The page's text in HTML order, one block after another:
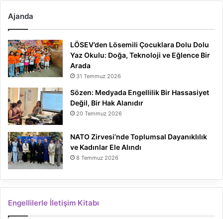
Ajanda
LÖSEV’den Lösemili Çocuklara Dolu Dolu
Yaz Okulu: Doğa, Teknoloji ve Eğlence Bir
Arada
31 Temmuz 2026
Sözen: Medyada Engellilik Bir Hassasiyet
Değil, Bir Hak Alanıdır
20 Temmuz 2026
NATO Zirvesi’nde Toplumsal Dayanıklılık
ve Kadınlar Ele Alındı
8 Temmuz 2026
Engellilerle İletişim Kitabı